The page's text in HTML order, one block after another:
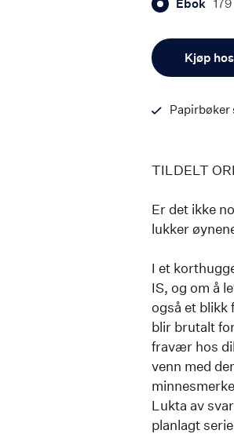
Ebok
Kjøp
Papirbøker
TILDELT
Er det ikke
lukker
I et
IS, og om å
også et blikk
blir brutalt
fravær hos
venn med
Lukta av
planlagt